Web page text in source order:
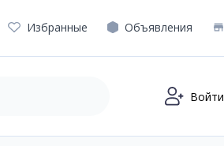
Избранные Объявления
Войти